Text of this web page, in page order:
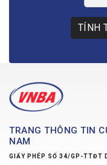
TÍNH
TRANG THÔNG TIN
NAM
GIẤY PHÉP SỐ 34/GP-TTĐT